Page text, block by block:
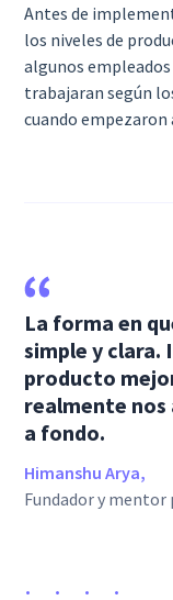
Antes de
los niveles de
algunos
trabajaran según
cuando empezaron
La forma en
simple y
producto
realmente
a fondo.
Himanshu Arya,
Fundador y mentor